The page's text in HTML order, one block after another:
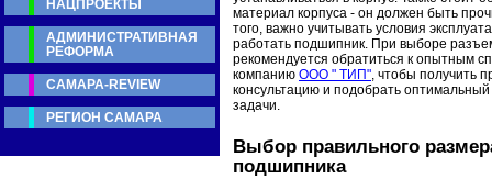
материал корпуса - он должен быть
того, важно учитывать условия
работать подшипник. При выборе
рекомендуется обратиться к опытным
компанию ООО " ТИП", чтобы получить
консультацию и подобрать
задачи.
Выбор правильного
подшипника
НАЦПРОЕКТЫ
АДМИНИСТРАТИВНАЯ
РЕФОРМА
САМАРА-REVIEW
РЕГИОН САМАРА